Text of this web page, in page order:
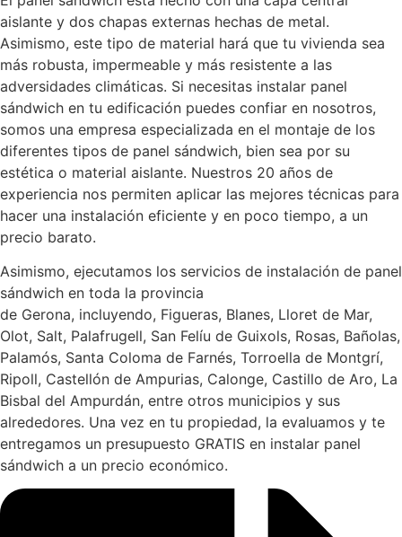
aislante y dos chapas externas hechas de metal.
Asimismo, este tipo de material hará que tu vivienda sea
más robusta, impermeable y más resistente a las
adversidades climáticas. Si necesitas instalar panel
sándwich en tu edificación puedes confiar en nosotros,
somos una empresa especializada en el montaje de los
diferentes tipos de panel sándwich, bien sea por su
estética o material aislante. Nuestros 20 años de
experiencia nos permiten aplicar las mejores técnicas para
hacer una instalación eficiente y en poco tiempo, a un
precio barato.
Asimismo, ejecutamos los servicios de instalación de panel
sándwich en toda la provincia
de Gerona, incluyendo, Figueras, Blanes, Lloret de Mar,
Olot, Salt, Palafrugell, San Felíu de Guixols, Rosas, Bañolas,
Palamós, Santa Coloma de Farnés, Torroella de Montgrí,
Ripoll, Castellón de Ampurias, Calonge, Castillo de Aro, La
Bisbal del Ampurdán, entre otros municipios y sus
alrededores. Una vez en tu propiedad, la evaluamos y te
entregamos un presupuesto GRATIS en instalar panel
sándwich a un precio económico.